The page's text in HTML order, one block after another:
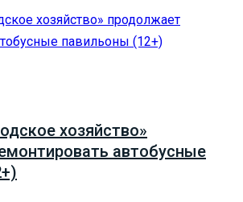
хозяйство»
автобусные